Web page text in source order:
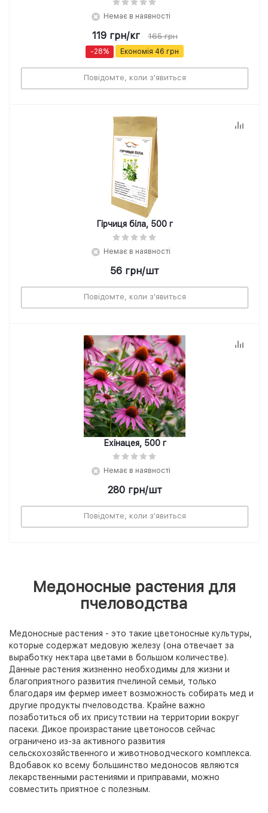
Немає в наявності
119грн/кг 165грн
-28% Економія 46 грн
Повідомте, коли з'явиться
Гірчиця біла, 500 г
Немає в наявності
56 грн/шт
Повідомте, коли з'явиться
Ехінацея, 500 г
Немає в наявності
280грн/шт
Повідомте, коли з'явиться
Медоносные растения для
пчеловодства
Медоносные растения - это такие цветоносные культуры,
которые содержат медовую железу (она отвечает за
выработку нектара цветами в большом количестве).
Данные растения жизненно необходимы для жизни и
благоприятного развития пчелиной семьи, только
благодаря им фермер имеет возможность собирать мед и
другие продукты пчеловодства. Крайне важно
позаботиться об их присутствии на территории вокруг
пасеки. Дикое произрастание цветоносов сейчас
ограничено из-за активного развития
сельскохозяйственного и животноводческого комплекса.
Вдобавок ко всему большинство медоносов являются
лекарственными растениями и приправами, можно
совместить приятное с полезным.